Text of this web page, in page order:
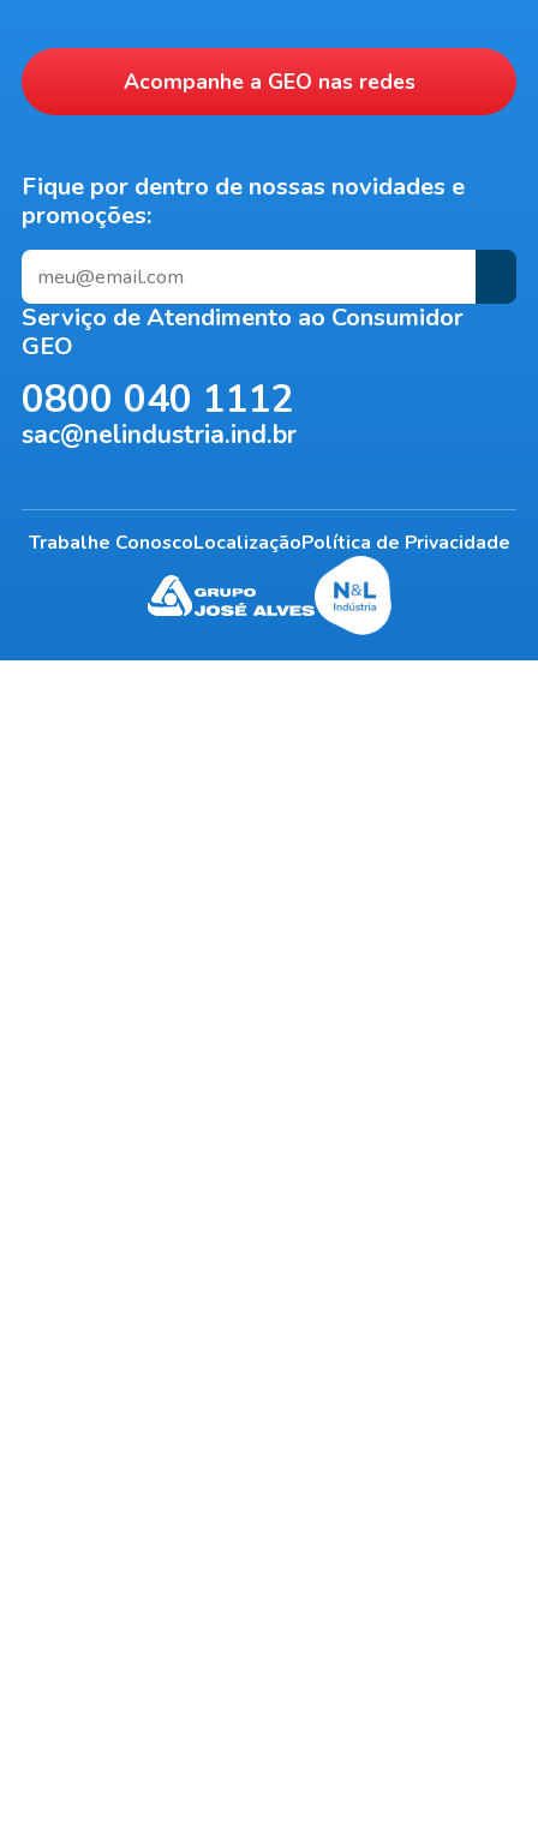
Acompanhe a GEO nas redes
Fique por dentro de nossas novidades e
promoções:
Serviço de Atendimento ao Consumidor
GEO
0800 040 1112
sac@nelindustria.ind.br
Trabalhe ConoscoLocalizaçãoPolítica de Privacidade